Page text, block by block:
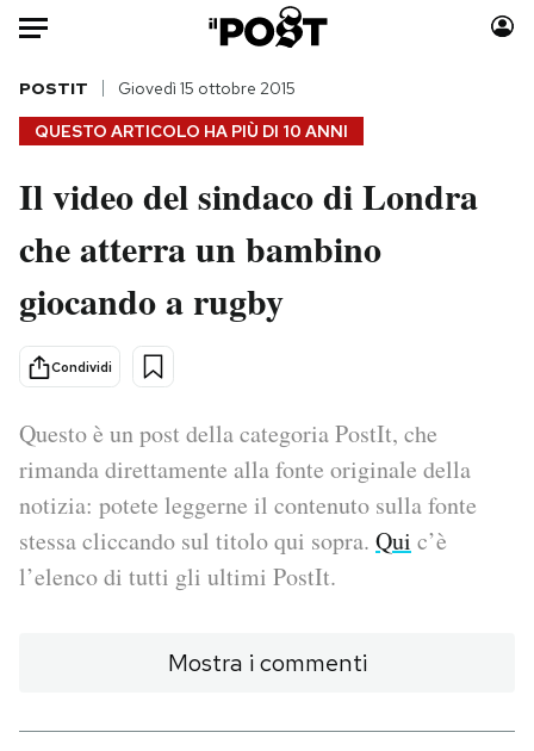
Auto
HOME
Italia
Politica
Tecnologia
Scienza
Economia
Sport
Moda
Consumismi
Altrecose
Mondiali calcio 2026
PODCAST
NEWSLETTER
I MIEI PREFERITI
QUESTO ARTICOLO HA PIÙ DI 10 ANNI
POSTIT Giovedì 15 ottobre 2015
Il video del sindaco di Londra
che atterra un bambino
giocando a rugby
Condividi
Questo è un post della categoria PostIt, che
rimanda direttamente alla fonte originale della
notizia: potete leggerne il contenuto sulla fonte
stessa cliccando sul titolo qui sopra. Qui c’è
l’elenco di tutti gli ultimi PostIt.
Mostra i commenti